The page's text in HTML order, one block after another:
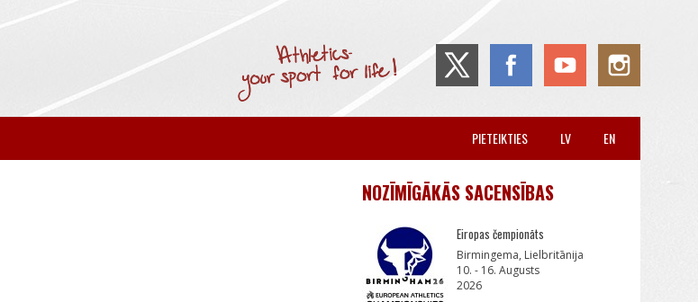
EN
LV
PIETEIKTIES
NOZĪMĪGĀKĀS SACENSĪBAS
Eiropas čempionāts
Birmingema, Lielbritānija
10. - 16. Augusts
2026